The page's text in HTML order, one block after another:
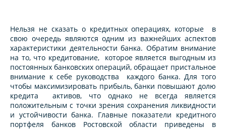
Нельзя не сказать о кредитных операциях, которые в
свою очередь являются одним из важнейших аспектов
характеристики деятельности банка. Обратим внимание
на то, что кредитование, которое является выгодным из
постоянных банковских операций, обращает пристальное
внимание к себе руководства каждого банка. Для того
чтобы максимизировать прибыль, банки повышают долю
кредита активов, что однако не всегда является
положительным с точки зрения сохранения ликвидности
и устойчивости банка. Главные показатели кредитного
портфеля банков Ростовской области приведены в